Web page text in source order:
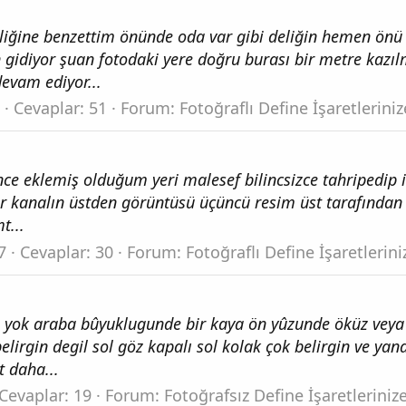
benzettim önünde oda var gibi deliğin hemen
şuan fotodaki yere doğru burası bir metre
ediyor...
Cevaplar: 51
Forum: Fotoğraflı Define
eklemiş olduğum yeri malesef bilincsizce
üstden görüntüsü üçüncü resim üst
Cevaplar: 30 Forum: Fotoğraflı Define
araba bûyuklugunde bir kaya ön yûzunde öküz
degil sol göz kapalı sol kolak çok belirgin ve
daha...
19
Forum: Fotoğrafsız Define